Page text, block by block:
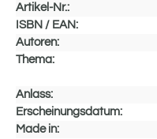
Artikel-Nr.:
ISBN / EAN:
Autoren:
Thema:
Anlass:
Erscheinungsdatum:
Made in: